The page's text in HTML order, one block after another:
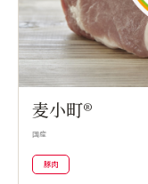
麦小町®
国産
豚肉